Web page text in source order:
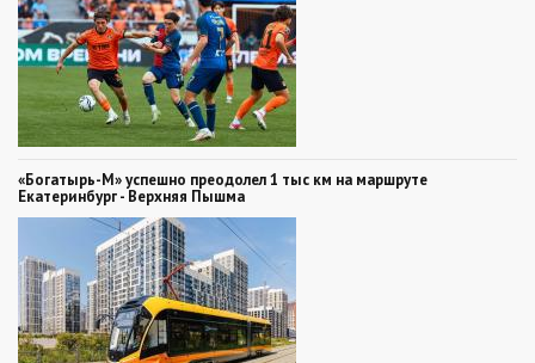
«Богатырь-М» успешно преодолел 1 тыс км на маршруте
Екатеринбург - Верхняя Пышма